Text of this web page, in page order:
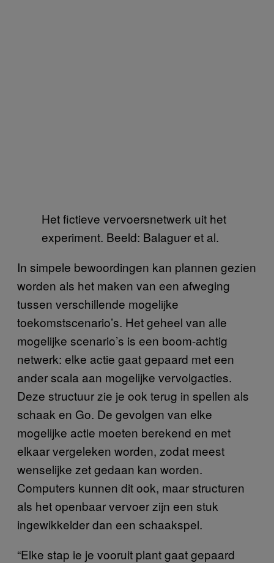
Het fictieve vervoersnetwerk uit het
experiment. Beeld: Balaguer et al.
In simpele bewoordingen kan plannen gezien
worden als het maken van een afweging
tussen verschillende mogelijke
toekomstscenario’s. Het geheel van alle
mogelijke scenario’s is een boom-achtig
netwerk: elke actie gaat gepaard met een
ander scala aan mogelijke vervolgacties.
Deze structuur zie je ook terug in spellen als
schaak en Go. De gevolgen van elke
mogelijke actie moeten berekend en met
elkaar vergeleken worden, zodat meest
wenselijke zet gedaan kan worden.
Computers kunnen dit ook, maar structuren
als het openbaar vervoer zijn een stuk
ingewikkelder dan een schaakspel.
“Elke stap ie je vooruit plant gaat gepaard